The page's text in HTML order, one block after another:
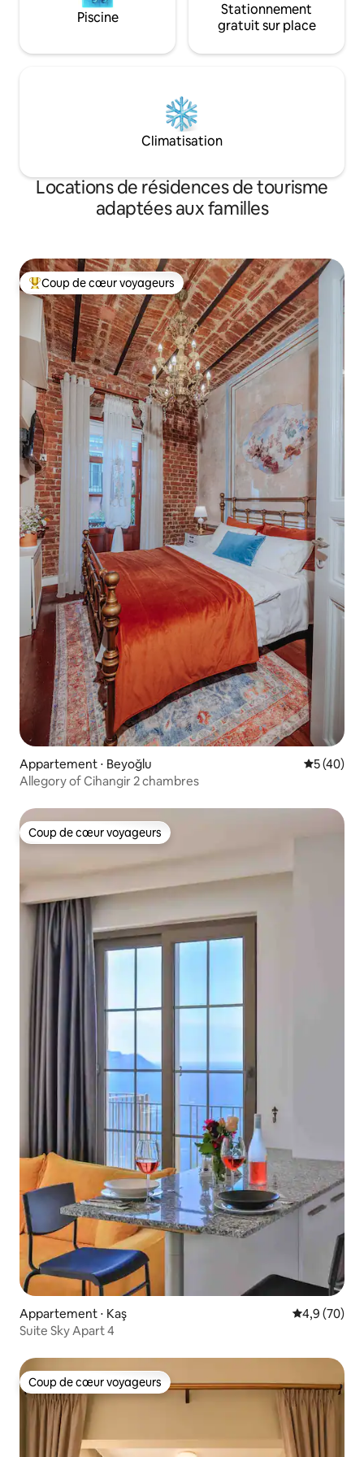
Piscine
Stationnement
gratuit sur place
Climatisation
Locations de résidences de tourisme
adaptées aux familles
Coups de cœur voyageurs les plus appréciés
Coup de cœur voyageurs
Appartement ⋅ Beyoğlu
5 (40)
Allegory of Cihangir 2 chambres
Coup de cœur voyageurs
Coup de cœur voyageurs
Appartement ⋅ Kaş Évaluation
4,9 (70)
Suite Sky Apart 4
Coup de cœur voyageurs
Coup de cœur voyageurs